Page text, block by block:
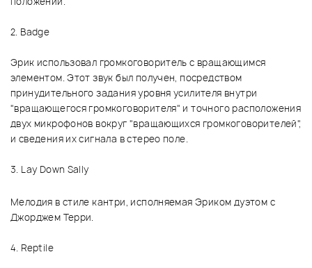
2. Badge
Эрик использовал громкоговоритель с вращающимся
элементом. Этот звук был получен, посредством
принудительного задания уровня усилителя внутри
"вращающегося громкоговорителя" и точного расположения
двух микрофонов вокруг "вращающихся громкоговорителей",
и сведения их сигнала в стерео поле.
3. Lay Down Sally
Мелодия в стиле кантри, исполняемая Эриком дуэтом с
Джорджем Терри.
4. Reptile